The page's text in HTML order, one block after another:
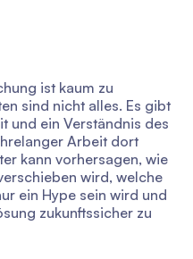
ist kaum zu
sind nicht alles. Es gibt
und ein Verständnis des
Arbeit dort
kann vorhersagen, wie
wird, welche
ein Hype sein wird und
zukunftssicher zu